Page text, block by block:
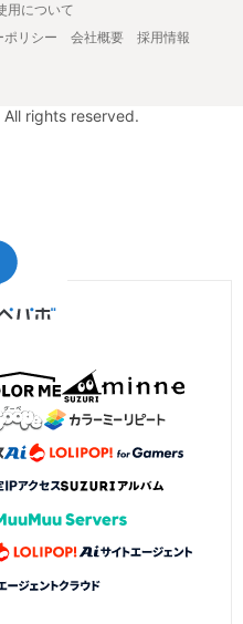
用について
ポリシー 会社概要
採用情報
rights reserved.